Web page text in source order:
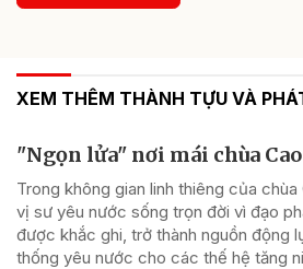
XEM THÊM THÀNH TỰU VÀ
"Ngọn lửa" nơi mái chùa
Trong không gian linh thiêng của
vị sư yêu nước sống trọn đời vì đạo
được khắc ghi, trở thành nguồn động
thống yêu nước cho các thế hệ tăng